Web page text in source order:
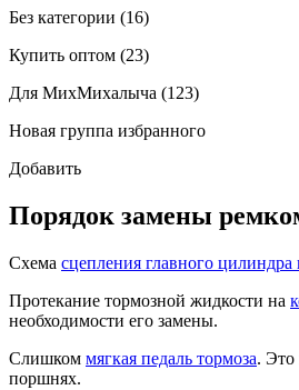
Без категории (16)
Купить оптом (23)
Для МихМихалыча (123)
Новая группа избранного
Добавить
Порядок замены
Схема сцепления главного цилиндра
Протекание тормозной жидкости на
необходимости его замены.
Слишком мягкая педаль тормоза. Это
поршнях.